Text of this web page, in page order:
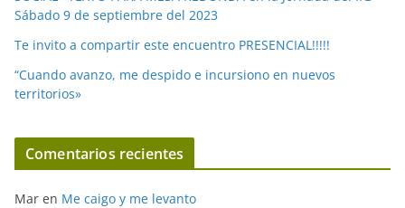
Sábado 9 de septiembre del 2023
Te invito a compartir este encuentro PRESENCIAL!!!!!
“Cuando avanzo, me despido e incursiono en nuevos
territorios»
Comentarios recientes
Mar en Me caigo y me levanto